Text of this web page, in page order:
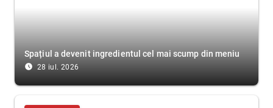
Spațiul a devenit ingredientul cel mai scump din meniu
access_time_filled 28 iul. 2026